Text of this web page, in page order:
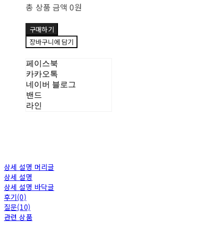
총 상품 금액 0원
구매하기
장바구니에 담기
페이스북
카카오톡
네이버 블로그
밴드
라인
상세 설명 머리글
상세 설명
상세 설명 바닥글
후기(0)
질문(10)
관련 상품